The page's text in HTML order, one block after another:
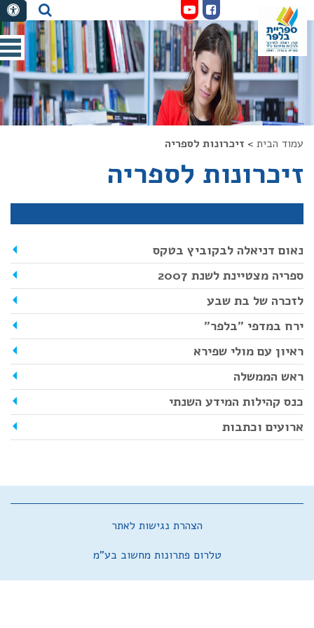
חיפושחיפוש
לעמוד
הפייסבוק
לערוץ
היוטיוב
עמוד הבית > זיכרונות לספריה
זיכרונות לספריה
נאום דניאלה לבקוביץ בטקס
ספריה מצטיינת לשנת 2007
לזכרה של בת שבע
ירח במדפי "בלפר"
ראיון עם מולי שפירא
ראש הממשלה
כנס קהילות המידע השנתי
ארועים וכתבות
הצהרת נגישות לאתר
טלרום פתרונות מחשוב בע"מ